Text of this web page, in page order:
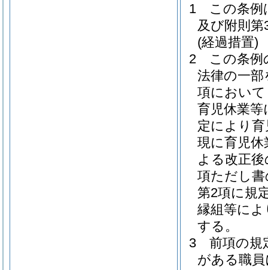
1
この条例
及び附則
(経過措置)
2
この条例
法律の一
項におい
育児休業
定により
現に育児
よる改正
項ただし
第2項に規
縁組等に
する。
3
前項の規
がある職